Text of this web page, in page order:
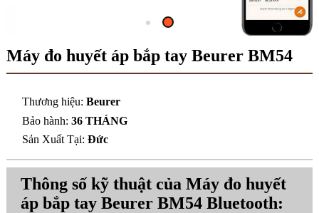
Máy đo huyết áp bắp tay Beurer BM54
Thương hiệu:Beurer
Bảo hành:36 THÁNG
Sản Xuất Tại:Đức
Thông số kỹ thuật của Máy đo huyết
áp bắp tay Beurer BM54 Bluetooth: